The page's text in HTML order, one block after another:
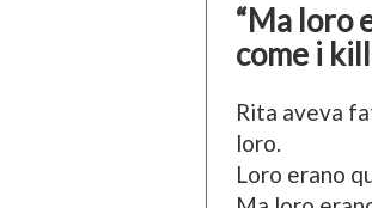
“Ma loro
come i
Rita aveva
loro.
Loro erano